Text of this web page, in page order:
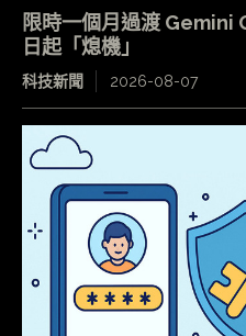
限時一個月過渡 Gemini
日起「熄機」
科技新聞 2026-08-07